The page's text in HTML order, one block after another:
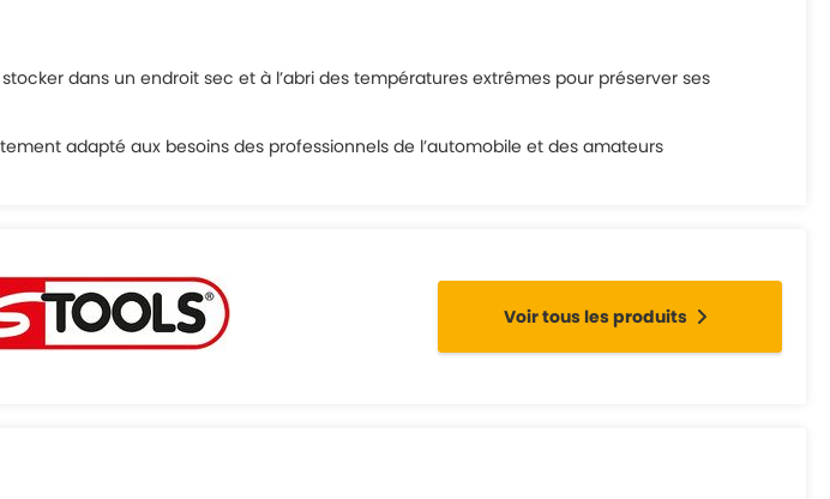
dans un endroit sec et à l’abri des températures extrêmes pour préserver ses
adapté aux besoins des professionnels de l’automobile et des amateurs
Voir tous les produits